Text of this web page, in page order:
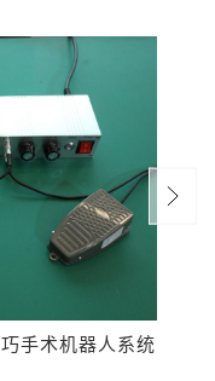
手术机器人系统